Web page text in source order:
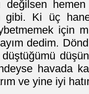
değilsen
gibi. Ki üç
için
dedim.
havada
ve yine iyi